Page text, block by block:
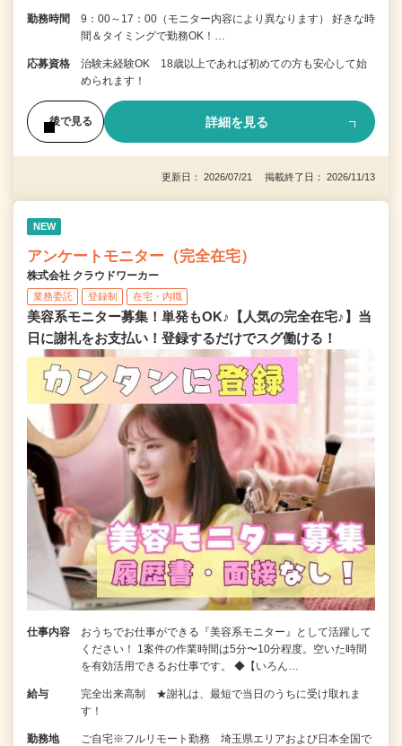
勤務時間
9：00～17：00（モニター内容により異なります） 好きな時
間＆タイミングで勤務OK！…
応募資格
治験未経験OK 18歳以上であれば初めての方も安心して始
められます！
後で見る 詳細を見る
更新日： 2026/07/21 掲載終了日： 2026/11/13
NEW
アンケートモニター（完全在宅）
株式会社 クラウドワーカー
業務委託 登録制 在宅・内職
美容系モニター募集！単発もOK♪【人気の完全在宅♪】当
日に謝礼をお支払い！登録するだけでスグ働ける！
仕事内容
おうちでお仕事ができる『美容系モニター』として活躍して
ください！ 1案件の作業時間は5分〜10分程度。空いた時間
を有効活用できるお仕事です。 ◆【いろん…
給与
完全出来高制 ★謝礼は、最短で当日のうちに受け取れま
す！
勤務地
ご自宅※フルリモート勤務 埼玉県エリアおよび日本全国で